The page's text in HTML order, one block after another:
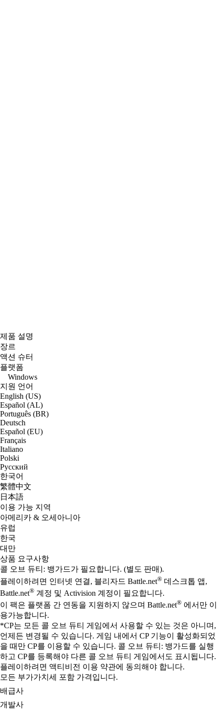
제품 설명
장르
액션 슈터
플랫폼
Windows
지원 언어
English (US)
Español (AL)
Português (BR)
Deutsch
Español (EU)
Français
Italiano
Polski
Русский
한국어
繁體中文
日本語
이용 가능 지역
아메리카 & 오세아니아
유럽
한국
대만
상품 요구사항
콜 오브 듀티: 뱅가드가 필요합니다. (별도 판매).
플레이하려면 인터넷 연결, 블리자드 Battle.net® 데스크톱 앱,
Battle.net® 계정 및 Activision 계정이 필요합니다.
이 팩은 플랫폼 간 연동을 지원하지 않으며 Battle.net® 에서만 이
용가능합니다.
*CP는 모든 콜 오브 듀티 게임에서 사용할 수 있는 것은 아니며,
언제든 변경될 수 있습니다. 게임 내에서 CP 기능이 활성화되었
을 때만 CP를 이용할 수 있습니다. 콜 오브 듀티: 뱅가드를 실행
하고 CP를 등록해야 다른 콜 오브 듀티 게임에서도 표시됩니다.
플레이하려면 액티비전 이용 약관에 동의해야 합니다.
모든 부가가치세 포함 가격입니다.
배급사
개발사